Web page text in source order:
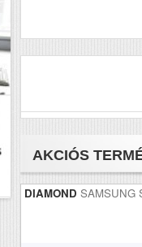
AKCIÓS
DIAMONDSAMSUNG